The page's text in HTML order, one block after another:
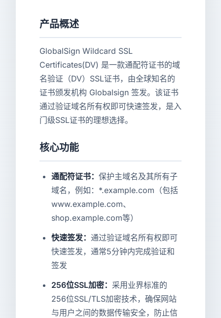
产品概述
GlobalSign Wildcard SSL
Certificates(DV) 是一款通配符证书的域
名验证（DV）SSL证书，由全球知名的
证书颁发机构 Globalsign 签发。该证书
通过验证域名所有权即可快速签发，是入
门级SSL证书的理想选择。
核心功能
通配符证书： 保护主域名及其所有子
域名，例如：*.example.com（包括
www.example.com、
shop.example.com等）
快速签发： 通过验证域名所有权即可
快速签发，通常5分钟内完成验证和
签发
256位SSL加密： 采用业界标准的
256位SSL/TLS加密技术，确保网站
与用户之间的数据传输安全，防止信